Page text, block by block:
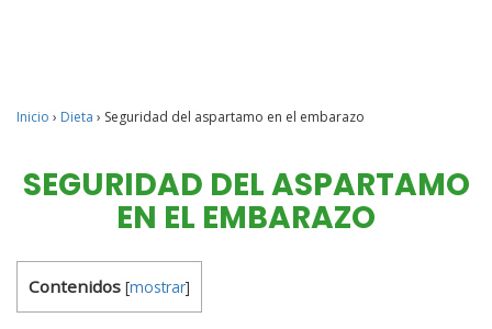
Inicio › Dieta › Seguridad del aspartamo en el embarazo
SEGURIDAD DEL ASPARTAMO
EN EL EMBARAZO
Contenidos [mostrar]